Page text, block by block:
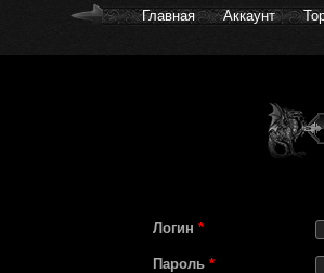
Главная Аккаунт
Логин *
Пароль *